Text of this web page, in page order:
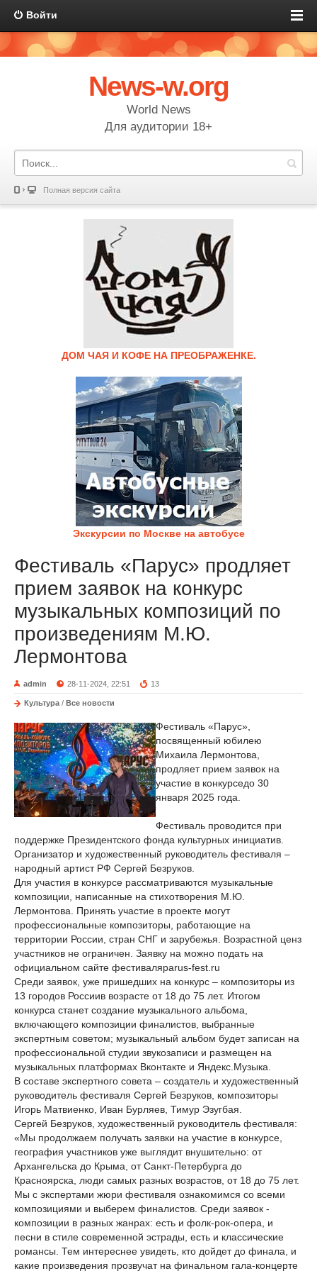
Войти
News-w.org
World News
Для аудитории 18+
Полная версия сайта
ДОМ ЧАЯ И КОФЕ НА ПРЕОБРАЖЕНКЕ.
Экскурсии по Москве на автобусе
Фестиваль «Парус» продляет
прием заявок на конкурс
музыкальных композиций по
произведениям М.Ю.
Лермонтова
admin 28-11-2024, 22:51 13
Культура / Все новости
Фестиваль «Парус»,
посвященный юбилею
Михаила Лермонтова,
продляет прием заявок на
участие в конкурседо 30
января 2025 года.
Фестиваль проводится при
поддержке Президентского фонда культурных инициатив.
Организатор и художественный руководитель фестиваля –
народный артист РФ Сергей Безруков.
Для участия в конкурсе рассматриваются музыкальные
композиции, написанные на стихотворения М.Ю.
Лермонтова. Принять участие в проекте могут
профессиональные композиторы, работающие на
территории России, стран СНГ и зарубежья. Возрастной ценз
участников не ограничен. Заявку на можно подать на
официальном сайте фестиваляparus-fest.ru
Среди заявок, уже пришедших на конкурс – композиторы из
13 городов Россиив возрасте от 18 до 75 лет. Итогом
конкурса станет создание музыкального альбома,
включающего композиции финалистов, выбранные
экспертным советом; музыкальный альбом будет записан на
профессиональной студии звукозаписи и размещен на
музыкальных платформах Вконтакте и Яндекс.Музыка.
В составе экспертного совета – создатель и художественный
руководитель фестиваля Сергей Безруков, композиторы
Игорь Матвиенко, Иван Бурляев, Тимур Эзугбая.
Сергей Безруков, художественный руководитель фестиваля:
«Мы продолжаем получать заявки на участие в конкурсе,
география участников уже выглядит внушительно: от
Архангельска до Крыма, от Санкт-Петербурга до
Красноярска, люди самых разных возрастов, от 18 до 75 лет.
Мы с экспертами жюри фестиваля ознакомимся со всеми
композициями и выберем финалистов. Среди заявок -
композиции в разных жанрах: есть и фолк-рок-опера, и
песни в стиле современной эстрады, есть и классические
романсы. Тем интереснее увидеть, кто дойдет до финала, и
какие произведения прозвучат на финальном гала-концерте